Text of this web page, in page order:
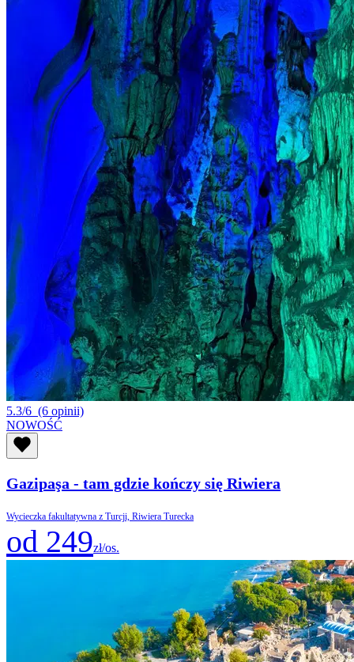
5.3/6 (6 opinii)
NOWOŚĆ
Gazipaşa - tam gdzie kończy się Riwiera
Wycieczka fakultatywna z Turcji, Riwiera Turecka
od 249zł/os.